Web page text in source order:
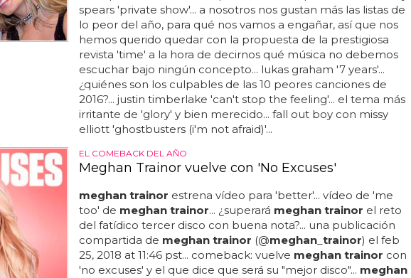
spears 'private show'... a nosotros nos gustan más las listas de
lo peor del año, para qué nos vamos a engañar, así que nos
hemos querido quedar con la propuesta de la prestigiosa
revista 'time' a la hora de decirnos qué música no debemos
escuchar bajo ningún concepto... lukas graham '7 years'...
¿quiénes son los culpables de las 10 peores canciones de
2016?... justin timberlake 'can't stop the feeling'... el tema más
irritante de 'glory' y bien merecido... fall out boy con missy
elliott 'ghostbusters (i'm not afraid)'...
EL COMEBACK DEL AÑO
Meghan Trainor vuelve con 'No Excuses'
meghan trainor estrena vídeo para 'better'... vídeo de 'me
too' de meghan trainor... ¿superará meghan trainor el reto
del fatídico tercer disco con buena nota?... una publicación
compartida de meghan trainor (@meghan_ trainor) el feb
25, 2018 at 11:46 pst... comeback: vuelve meghan trainor con
'no excuses' y el que dice que será su "mejor disco"... meghan